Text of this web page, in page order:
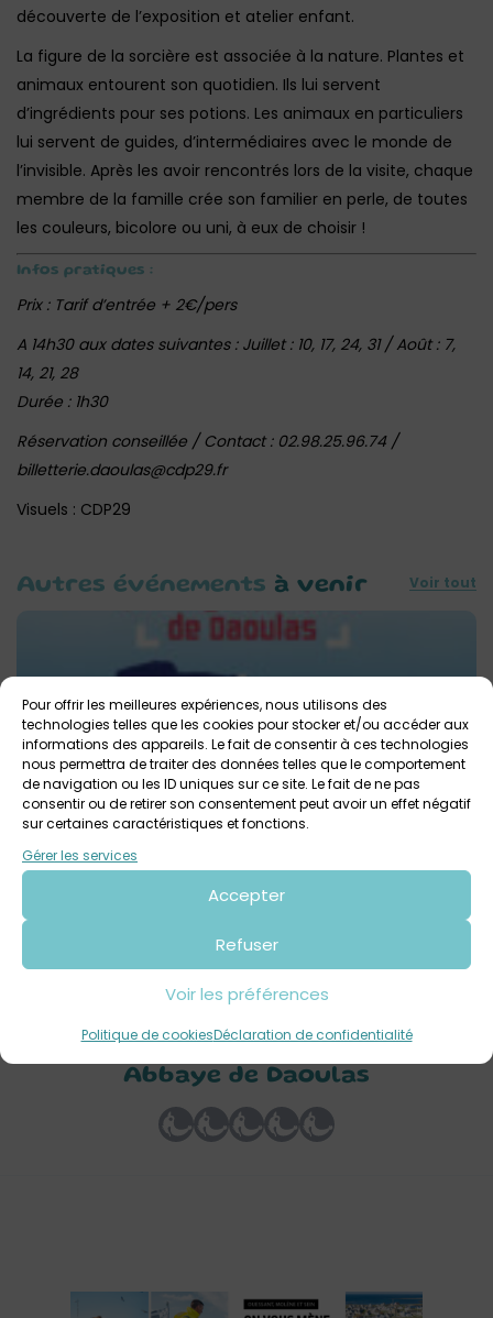
Pour offrir les meilleures expériences, nous utilisons des
technologies telles que les cookies pour stocker et/ou accéder aux
informations des appareils. Le fait de consentir à ces technologies
nous permettra de traiter des données telles que le comportement
de navigation ou les ID uniques sur ce site. Le fait de ne pas
consentir ou de retirer son consentement peut avoir un effet négatif
sur certaines caractéristiques et fonctions.
Gérer les services
Accepter
Refuser
Voir les préférences
Politique de cookiesDéclaration de confidentialité
découverte de l’exposition et atelier enfant.
La figure de la sorcière est associée à la nature. Plantes et
animaux entourent son quotidien. Ils lui servent
d’ingrédients pour ses potions. Les animaux en particuliers
lui servent de guides, d’intermédiaires avec le monde de
l’invisible. Après les avoir rencontrés lors de la visite, chaque
membre de la famille crée son familier en perle, de toutes
les couleurs, bicolore ou uni, à eux de choisir !
Infos pratiques :
Prix : Tarif d’entrée + 2€/pers‎
A 14h30 aux dates suivantes : Juillet : 10, 17, 24, 31 / Août : 7,
14, 21, 28
Durée : 1h30
Réservation conseillée / Contact : 02.98.25.96.74 /
billetterie.daoulas@cdp29.fr‎
Visuels : CDP29
Autres événements à venir Voir tout
3 août 2026 > 9 août 2026
Les balades photographiques de Daoulas
Visite-atelier Mon familier /
Abbaye de Daoulas